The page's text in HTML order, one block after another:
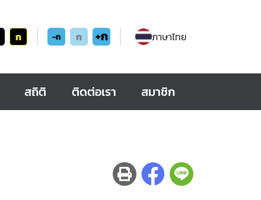
ก -ก ก +ก ภาษาไทย
สถิติ ติดต่อเรา สมาชิก